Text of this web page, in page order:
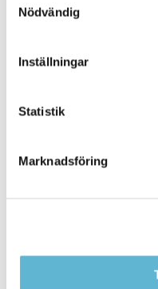
Nödvändig
Inställningar
Statistik
Marknadsföring
Besöksadress
Postadress
Fax: 0456-82 22 00